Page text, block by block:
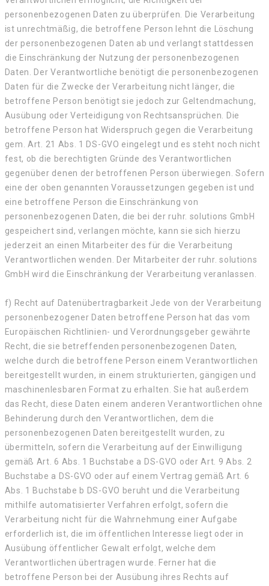
personenbezogenen Daten zu überprüfen. Die Verarbeitung
ist unrechtmäßig, die betroffene Person lehnt die Löschung
der personenbezogenen Daten ab und verlangt stattdessen
die Einschränkung der Nutzung der personenbezogenen
Daten. Der Verantwortliche benötigt die personenbezogenen
Daten für die Zwecke der Verarbeitung nicht länger, die
betroffene Person benötigt sie jedoch zur Geltendmachung,
Ausübung oder Verteidigung von Rechtsansprüchen. Die
betroffene Person hat Widerspruch gegen die Verarbeitung
gem. Art. 21 Abs. 1 DS-GVO eingelegt und es steht noch nicht
fest, ob die berechtigten Gründe des Verantwortlichen
gegenüber denen der betroffenen Person überwiegen. Sofern
eine der oben genannten Voraussetzungen gegeben ist und
eine betroffene Person die Einschränkung von
personenbezogenen Daten, die bei der ruhr. solutions GmbH
gespeichert sind, verlangen möchte, kann sie sich hierzu
jederzeit an einen Mitarbeiter des für die Verarbeitung
Verantwortlichen wenden. Der Mitarbeiter der ruhr. solutions
GmbH wird die Einschränkung der Verarbeitung veranlassen.
f) Recht auf Datenübertragbarkeit Jede von der Verarbeitung
personenbezogener Daten betroffene Person hat das vom
Europäischen Richtlinien- und Verordnungsgeber gewährte
Recht, die sie betreffenden personenbezogenen Daten,
welche durch die betroffene Person einem Verantwortlichen
bereitgestellt wurden, in einem strukturierten, gängigen und
maschinenlesbaren Format zu erhalten. Sie hat außerdem
das Recht, diese Daten einem anderen Verantwortlichen ohne
Behinderung durch den Verantwortlichen, dem die
personenbezogenen Daten bereitgestellt wurden, zu
übermitteln, sofern die Verarbeitung auf der Einwilligung
gemäß Art. 6 Abs. 1 Buchstabe a DS-GVO oder Art. 9 Abs. 2
Buchstabe a DS-GVO oder auf einem Vertrag gemäß Art. 6
Abs. 1 Buchstabe b DS-GVO beruht und die Verarbeitung
mithilfe automatisierter Verfahren erfolgt, sofern die
Verarbeitung nicht für die Wahrnehmung einer Aufgabe
erforderlich ist, die im öffentlichen Interesse liegt oder in
Ausübung öffentlicher Gewalt erfolgt, welche dem
Verantwortlichen übertragen wurde. Ferner hat die
betroffene Person bei der Ausübung ihres Rechts auf